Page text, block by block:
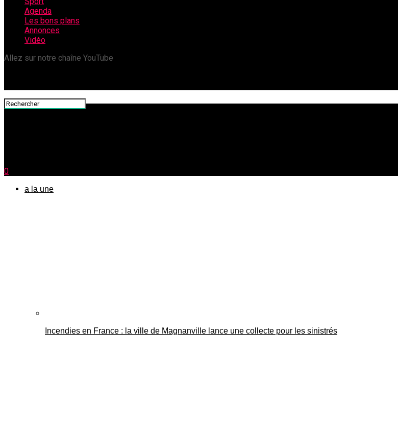
Agenda
Les bons plans
Annonces
Vidéo
Allez sur notre chaîne YouTube
0
a la une
Incendies en France : la ville de Magnanville lance une collecte pour les sinistrés